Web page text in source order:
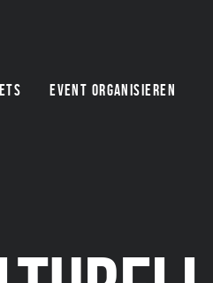
EVENT ORGANISIEREN